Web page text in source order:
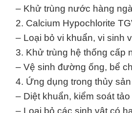
– Khử trùng nước hàng
2. Calcium Hypochlorite
– Loại bỏ vi khuẩn, vi sinh
3. Khử trùng hệ thống cấp
– Vệ sinh đường ống, bể
4. Ứng dụng trong thủy
– Diệt khuẩn, kiểm soát
– Loại bỏ các sinh vật có